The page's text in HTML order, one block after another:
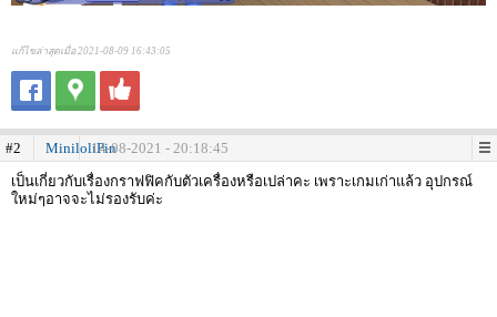
แก้ไขล่าสุดเมื่อ 2021-08-09 16:43:05
#2 MiniloliPin14-08-2021 - 20:18:45
เป็นเกี่ยวกับเรื่องกราฟฟิคกับตัวเครื่องหรือเปล่าคะ เพราะเกมเก่าแล้ว อุปกรณ์
ใหม่ๆอาจจะไม่รองรับค่ะ